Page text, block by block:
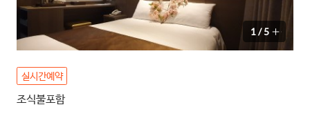
1/5
실시간예약
조식불포함